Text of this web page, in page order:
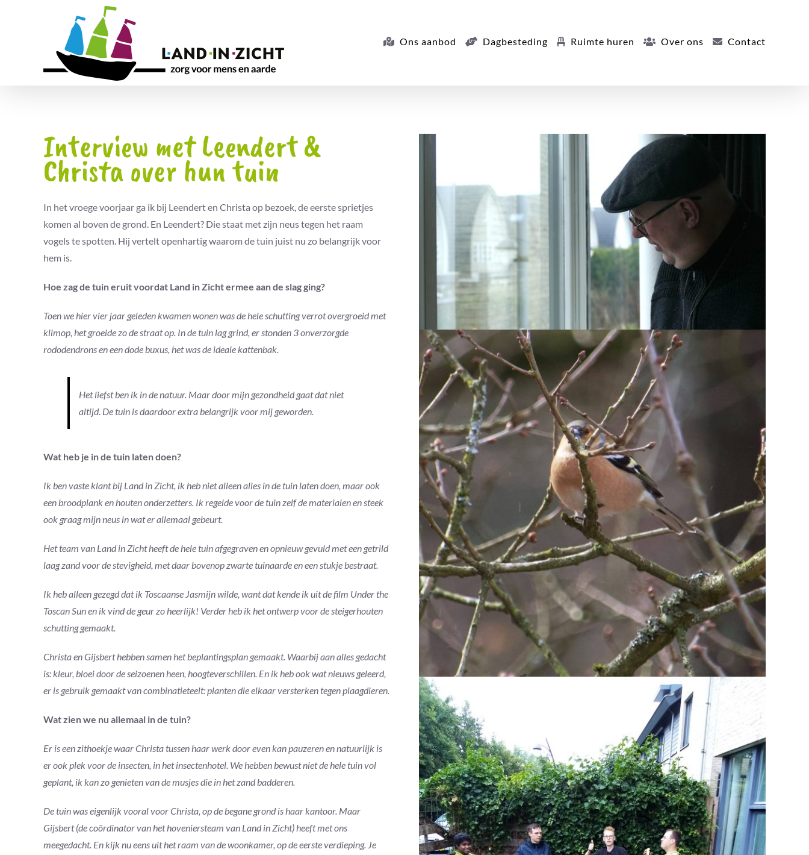
Ons aanbod Dagbesteding Ruimte huren Over ons Contact
Interview met Leendert &
Christa over hun tuin
In het vroege voorjaar ga ik bij Leendert en Christa op bezoek, de eerste sprietjes
komen al boven de grond. En Leendert? Die staat met zijn neus tegen het raam
vogels te spotten. Hij vertelt openhartig waarom de tuin juist nu zo belangrijk voor
hem is.
Hoe zag de tuin eruit voordat Land in Zicht ermee aan de slag ging?
Toen we hier vier jaar geleden kwamen wonen was de hele schutting verrot overgroeid met
klimop, het groeide zo de straat op. In de tuin lag grind, er stonden 3 onverzorgde
rododendrons en een dode buxus, het was de ideale kattenbak.
Het liefst ben ik in de natuur. Maar door mijn gezondheid gaat dat niet
altijd. De tuin is daardoor extra belangrijk voor mij geworden.
Wat heb je in de tuin laten doen?
Ik ben vaste klant bij Land in Zicht, ik heb niet alleen alles in de tuin laten doen, maar ook
een broodplank en houten onderzetters. Ik regelde voor de tuin zelf de materialen en steek
ook graag mijn neus in wat er allemaal gebeurt.
Het team van Land in Zicht heeft de hele tuin afgegraven en opnieuw gevuld met een getrild
laag zand voor de stevigheid, met daar bovenop zwarte tuinaarde en een stukje bestraat.
Ik heb alleen gezegd dat ik Toscaanse Jasmijn wilde, want dat kende ik uit de film Under the
Toscan Sun en ik vind de geur zo heerlijk! Verder heb ik het ontwerp voor de steigerhouten
schutting gemaakt.
Christa en Gijsbert hebben samen het beplantingsplan gemaakt. Waarbij aan alles gedacht
is: kleur, bloei door de seizoenen heen, hoogteverschillen. En ik heb ook wat nieuws geleerd,
er is gebruik gemaakt van combinatieteelt: planten die elkaar versterken tegen plaagdieren.
Wat zien we nu allemaal in de tuin?
Er is een zithoekje waar Christa tussen haar werk door even kan pauzeren en natuurlijk is
er ook plek voor de insecten, in het insectenhotel. We hebben bewust niet de hele tuin vol
geplant, ik kan zo genieten van de musjes die in het zand badderen.
De tuin was eigenlijk vooral voor Christa, op de begane grond is haar kantoor. Maar
Gijsbert (de coördinator van het hoveniersteam van Land in Zicht) heeft met ons
meegedacht. En kijk nu eens uit het raam van de woonkamer, op de eerste verdieping. Je